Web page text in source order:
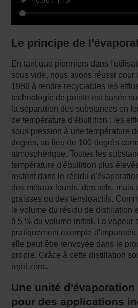
Le principe de
En tant que pionniers dans
sous vide, nous avons réussi pour
1986 à rendre recyclables les
technologie de pointe est basée
la séparation des substances en
de température d'ébullition : les
sous pression à une température
degrés, au lieu de 100 degrés
atmosphérique. Toutes les
température d'ébullition plus
restent dans le résidu
des métaux lourds, des sels, mais
graisses ou des tensioactifs.
le volume du résidu de distillation
à 5 % du volume initial. La vapeur
pratiquement exempte
elle peut être renvoyée dans le
propre. Grâce à cette distillation
rejet zéro.
Une unité
pour des applications